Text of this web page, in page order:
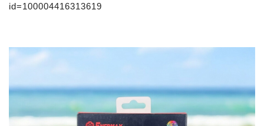
id=100004416313619